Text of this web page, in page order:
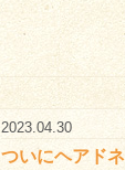
2023.04.30
ついにヘアド